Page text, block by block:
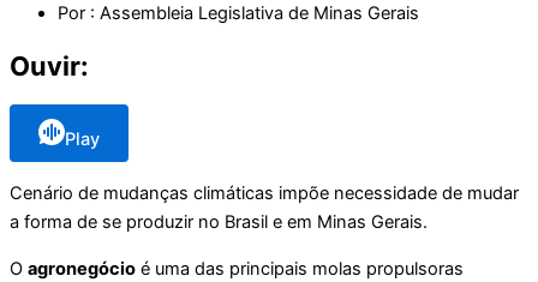
Por : Assembleia Legislativa de Minas Gerais
Ouvir:
Play
Cenário de mudanças climáticas impõe necessidade de mudar
a forma de se produzir no Brasil e em Minas Gerais.
O agronegócio é uma das principais molas propulsoras